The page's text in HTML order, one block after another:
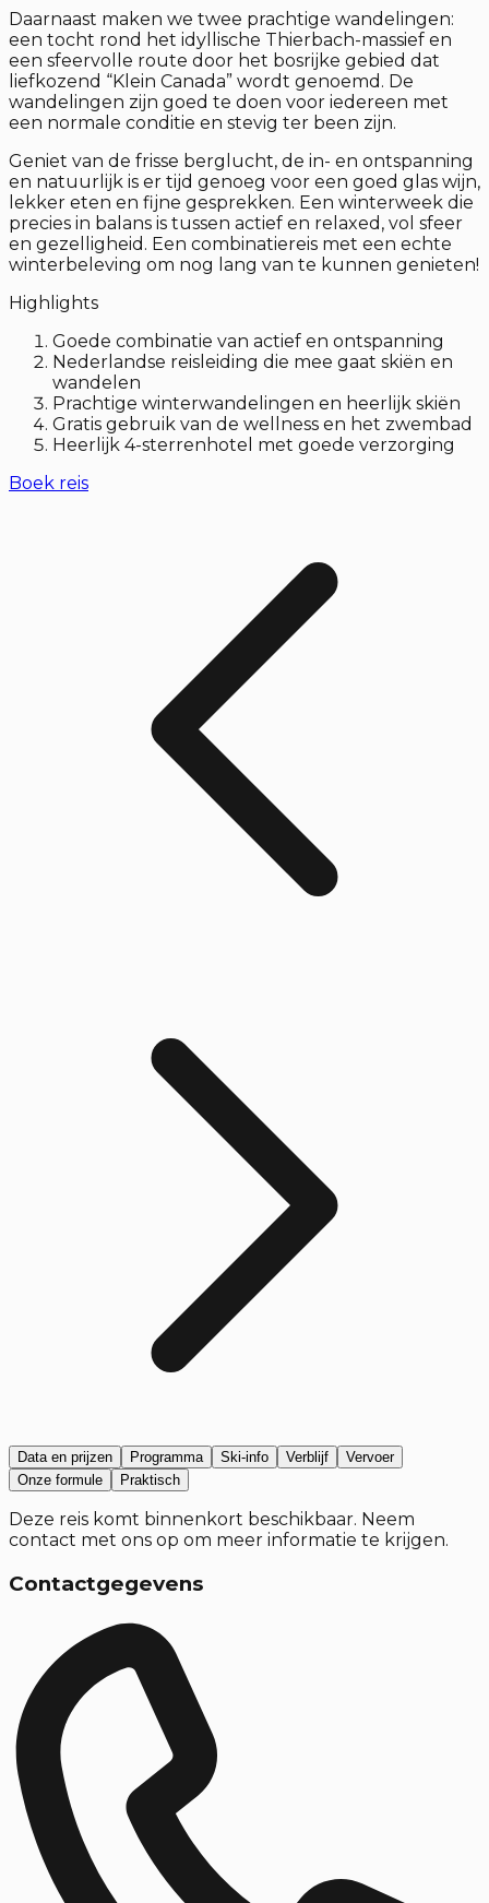
Daarnaast maken we twee prachtige wandelingen:
een tocht rond het idyllische Thierbach-massief en
een sfeervolle route door het bosrijke gebied dat
liefkozend “Klein Canada” wordt genoemd. De
wandelingen zijn goed te doen voor iedereen met
een normale conditie en stevig ter been zijn.
Geniet van de frisse berglucht, de in- en ontspanning
en natuurlijk is er tijd genoeg voor een goed glas wijn,
lekker eten en fijne gesprekken. Een winterweek die
precies in balans is tussen actief en relaxed, vol sfeer
en gezelligheid. Een combinatiereis met een echte
winterbeleving om nog lang van te kunnen genieten!
Highlights
Goede combinatie van actief en ontspanning
Nederlandse reisleiding die mee gaat skiën en
wandelen
Prachtige winterwandelingen en heerlijk skiën
Gratis gebruik van de wellness en het zwembad
Heerlijk 4-sterrenhotel met goede verzorging
Boek reis
Data en prijzen Programma Ski-info Verblijf
Vervoer
Onze formule
Praktisch
Deze reis komt binnenkort beschikbaar. Neem
contact met ons op om meer informatie te krijgen.
Contactgegevens